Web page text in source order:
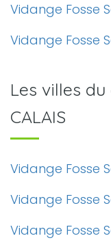
Vidange Fosse
Vidange Fosse
Les villes
CALAIS
Vidange Fosse
Vidange Fosse
Vidange Fosse